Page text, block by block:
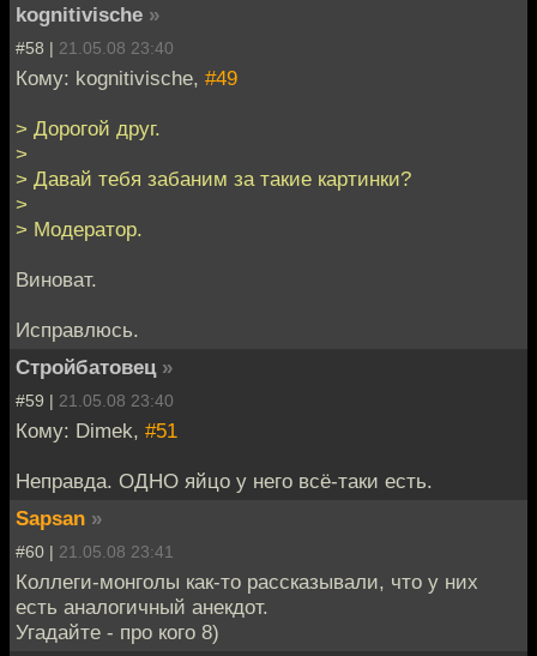
kognitivische »
#58 | 21.05.08 23:40
Кому: kognitivische, #49
> Дорогой друг.
>
> Давай тебя забаним за такие картинки?
>
> Модератор.
Виноват.
Исправлюсь.
Стройбатовец »
#59 | 21.05.08 23:40
Кому: Dimek, #51
Неправда. ОДНО яйцо у него всё-таки есть.
Sapsan »
#60 | 21.05.08 23:41
Коллеги-монголы как-то рассказывали, что у них
есть аналогичный анекдот.
Угадайте - про кого 8)